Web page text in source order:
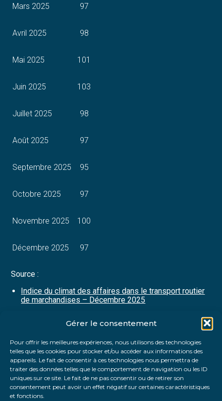
Gérer le consentement
Pour offrir les meilleures expériences, nous utilisons des technologies
telles que les cookies pour stocker et/ou accéder aux informations des
appareils. Le fait de consentir à ces technologies nous permettra de
traiter des données telles que le comportement de navigation ou les ID
uniques sur ce site. Le fait de ne pas consentir ou de retirer son
consentement peut avoir un effet négatif sur certaines caractéristiques
et fonctions.
Mars 2025 97
Avril 2025 98
Mai 2025 101
Juin 2025 103
Juillet 2025 98
Août 2025 97
Septembre 2025 95
Octobre 2025 97
Novembre 2025 100
Décembre 2025 97
Source :
Indice du climat des affaires dans le transport routier
de marchandises – Décembre 2025
FaceBook
TwitterLinkedIn